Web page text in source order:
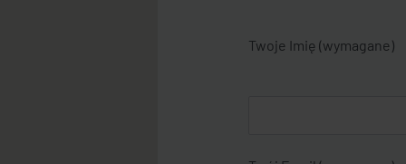
Twoje Imię (wymagane)